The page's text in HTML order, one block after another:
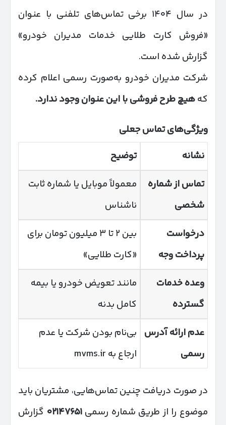
در سال ۱۴۰۴ برخی تماس‌های تلفنی با عنوان
«فروش کارت طلایی خدمات مدیران خودرو»
گزارش شده است.
شرکت مدیران خودرو به‌صورت رسمی اعلام کرده
کههیچ طرح فروشی با این عنوان وجود ندارد.
ویژگی‌های تماس جعلی
نشانه
توضیح
تماس از شماره
شخصی
معمولاً موبایل یا شماره ثابت
ناشناس
درخواست
پرداخت وجه
بین ۲ تا ۳ میلیون تومان برای
«کارت طلایی»
وعده خدمات
گسترده
مانند تعویض خودرو یا بیمه
کامل بدنه
عدم ارائه آدرس
رسمی
بی‌نام بودن شرکت یا عدم
ارجاع به mvms.ir
در صورت دریافت چنین تماس‌هایی، مشتریان باید
موضوع را از طریق شماره رسمی۰۲۱۴۷۶۵۱ گزارش